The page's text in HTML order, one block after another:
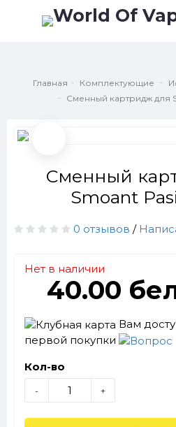
Главная Комплектующие
Сменный картридж для
Сменный
Smoant
0 отзывов /
Нет в наличии
40.00
Вам
первой покупки
Кол-во
- +